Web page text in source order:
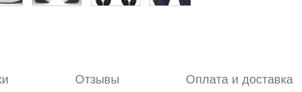
Отзывы Оплата и доставка